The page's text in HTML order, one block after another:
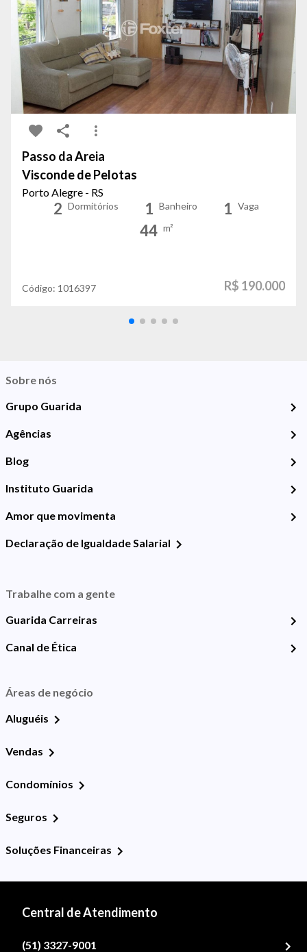
Passo da Areia
Visconde de Pelotas
Porto Alegre - RS
2 Dormitórios 1 Banheiro 1 Vaga
44 m²
Código: 1016397 R$ 190.000
Sobre nós
Grupo Guarida
Agências
Blog
Instituto Guarida
Amor que movimenta
Declaração de Igualdade Salarial
Trabalhe com a gente
Guarida Carreiras
Canal de Ética
Áreas de negócio
Aluguéis
Vendas
Condomínios
Seguros
Soluções Financeiras
Central de Atendimento
(51) 3327-9001